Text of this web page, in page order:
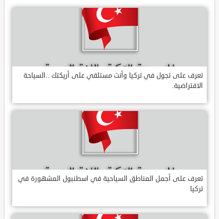
تعرف على تجول في تركيا وأنت مستلقي على أريكتك ..السياحة
الافتراضية.
تعرف على أجمل المناطق السياحية في اسطنبول المشهورة في
تركيا